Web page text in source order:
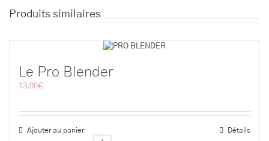
Produits similaires
Le Pro Blender
13,00€
Ajouter au panier
Détails